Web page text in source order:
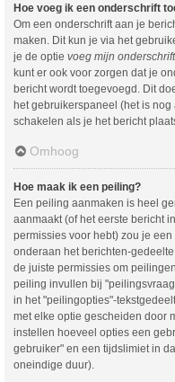
Hoe voeg ik een onderschrift
Om een onderschrift aan je
maken. Dit kun je via het
je de optie voeg mijn
kunt er ook voor zorgen dat je
bericht wordt toegevoegd. Dit
het gebruikerspaneel (het is
schakelen als je het bericht
Omhoog
Hoe maak ik een peiling?
Een peiling aanmaken is heel
aanmaakt (of het eerste bericht
permissies voor hebt) zou je
onderaan het berichten-
de juiste permissies om
peiling invullen bij
in het "peilingopties"-
met elke optie gescheiden door
instellen hoeveel opties een
gebruiker" en een tijdslimiet in
oneindige duur).